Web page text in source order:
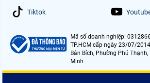
Tiktok
Mã số doanh nghiệp:
TP.HCM cấp ngày 23/07/
Bán Bích, Phường Phú
Minh